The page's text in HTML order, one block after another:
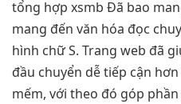
tổng hợp xsmb Đã bao
mang đến văn hóa đọc
hình chữ S. Trang web đã
đầu chuyển dễ tiếp cận
mếm, với theo đó góp